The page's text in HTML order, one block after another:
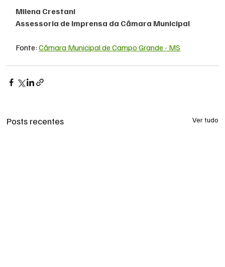
Milena Crestani
Assessoria de Imprensa da Câmara Municipal
Fonte: Câmara Municipal de Campo Grande - MS
Posts recentes Ver tudo